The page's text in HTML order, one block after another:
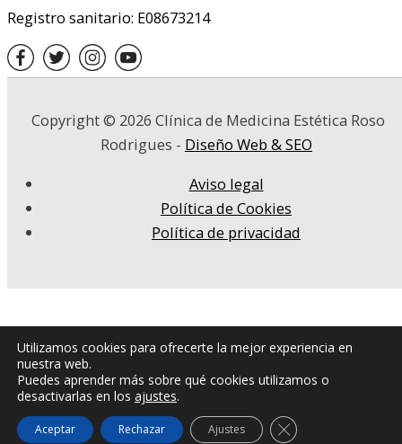
Registro sanitario: E08673214
Copyright © 2026 Clínica de Medicina Estética Roso
Rodrigues - Diseño Web & SEO
Aviso legal
Política de Cookies
Política de privacidad
Utilizamos cookies para ofrecerte la mejor experiencia en
nuestra web.
Puedes aprender más sobre qué cookies utilizamos o
desactivarlas en los ajustes.
Aceptar Rechazar Ajustes Cerrar el banner de